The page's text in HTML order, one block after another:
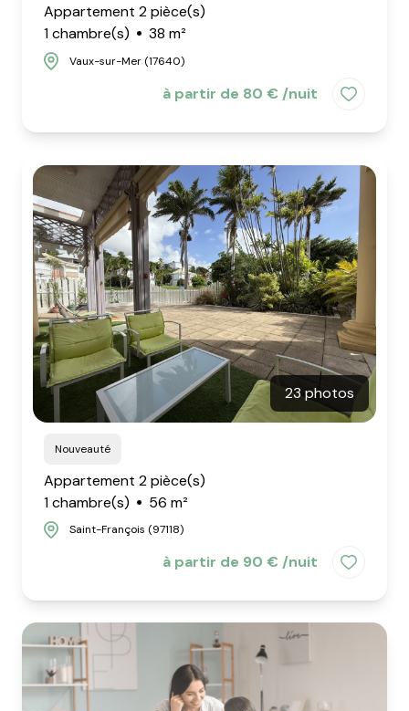
Appartement 2 pièce(s)
1 chambre(s)
38 m²
Vaux-sur-Mer (17640)
à partir de 80 € /nuit
23 photos
Nouveauté
Appartement 2 pièce(s)
1 chambre(s)
56 m²
Saint-François (97118)
à partir de 90 € /nuit